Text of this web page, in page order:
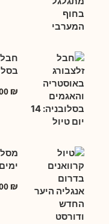
חבל
₪
ימים
₪